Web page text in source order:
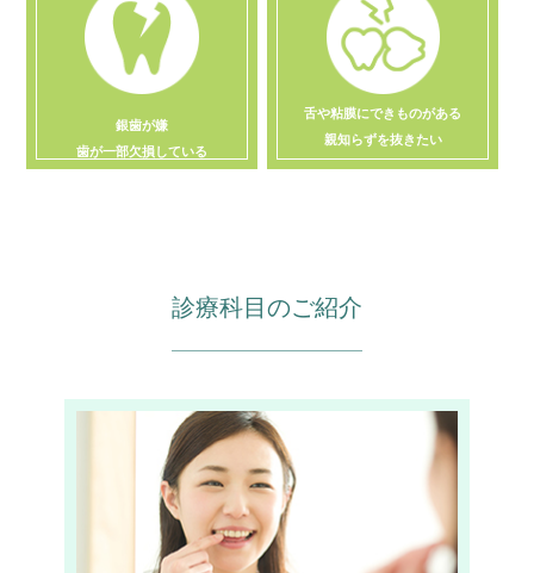
銀歯が嫌
歯が一部欠損している
舌や粘膜にできものがある
親知らずを抜きたい
診療科目のご紹介